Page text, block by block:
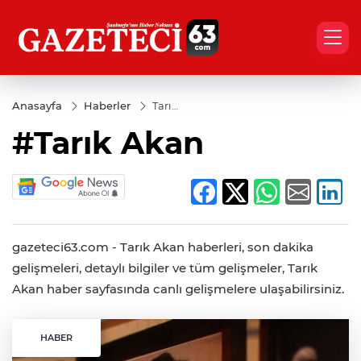
Anasayfa Haberler
Tarık
#Tarık Akan
gazeteci63.com - Tarık Akan haberleri, son dakika
gelişmeleri, detaylı bilgiler ve tüm gelişmeler, Tarık
Akan haber sayfasında canlı gelişmelere ulaşabilirsiniz.
HABER